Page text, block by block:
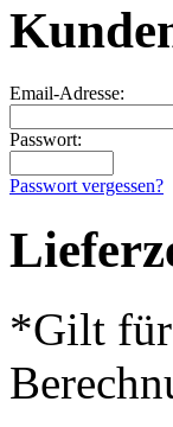
Email-Adresse:
Passwort:
Passwort vergessen?
*Gilt für